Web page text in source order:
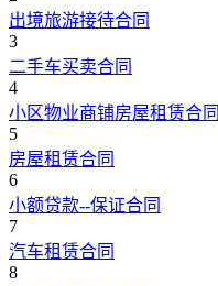
出境旅游接待合同
3
二手车买卖合同
4
小区物业商铺房屋租赁合同
5
房屋租赁合同
6
小额贷款--保证合同
7
汽车租赁合同
8